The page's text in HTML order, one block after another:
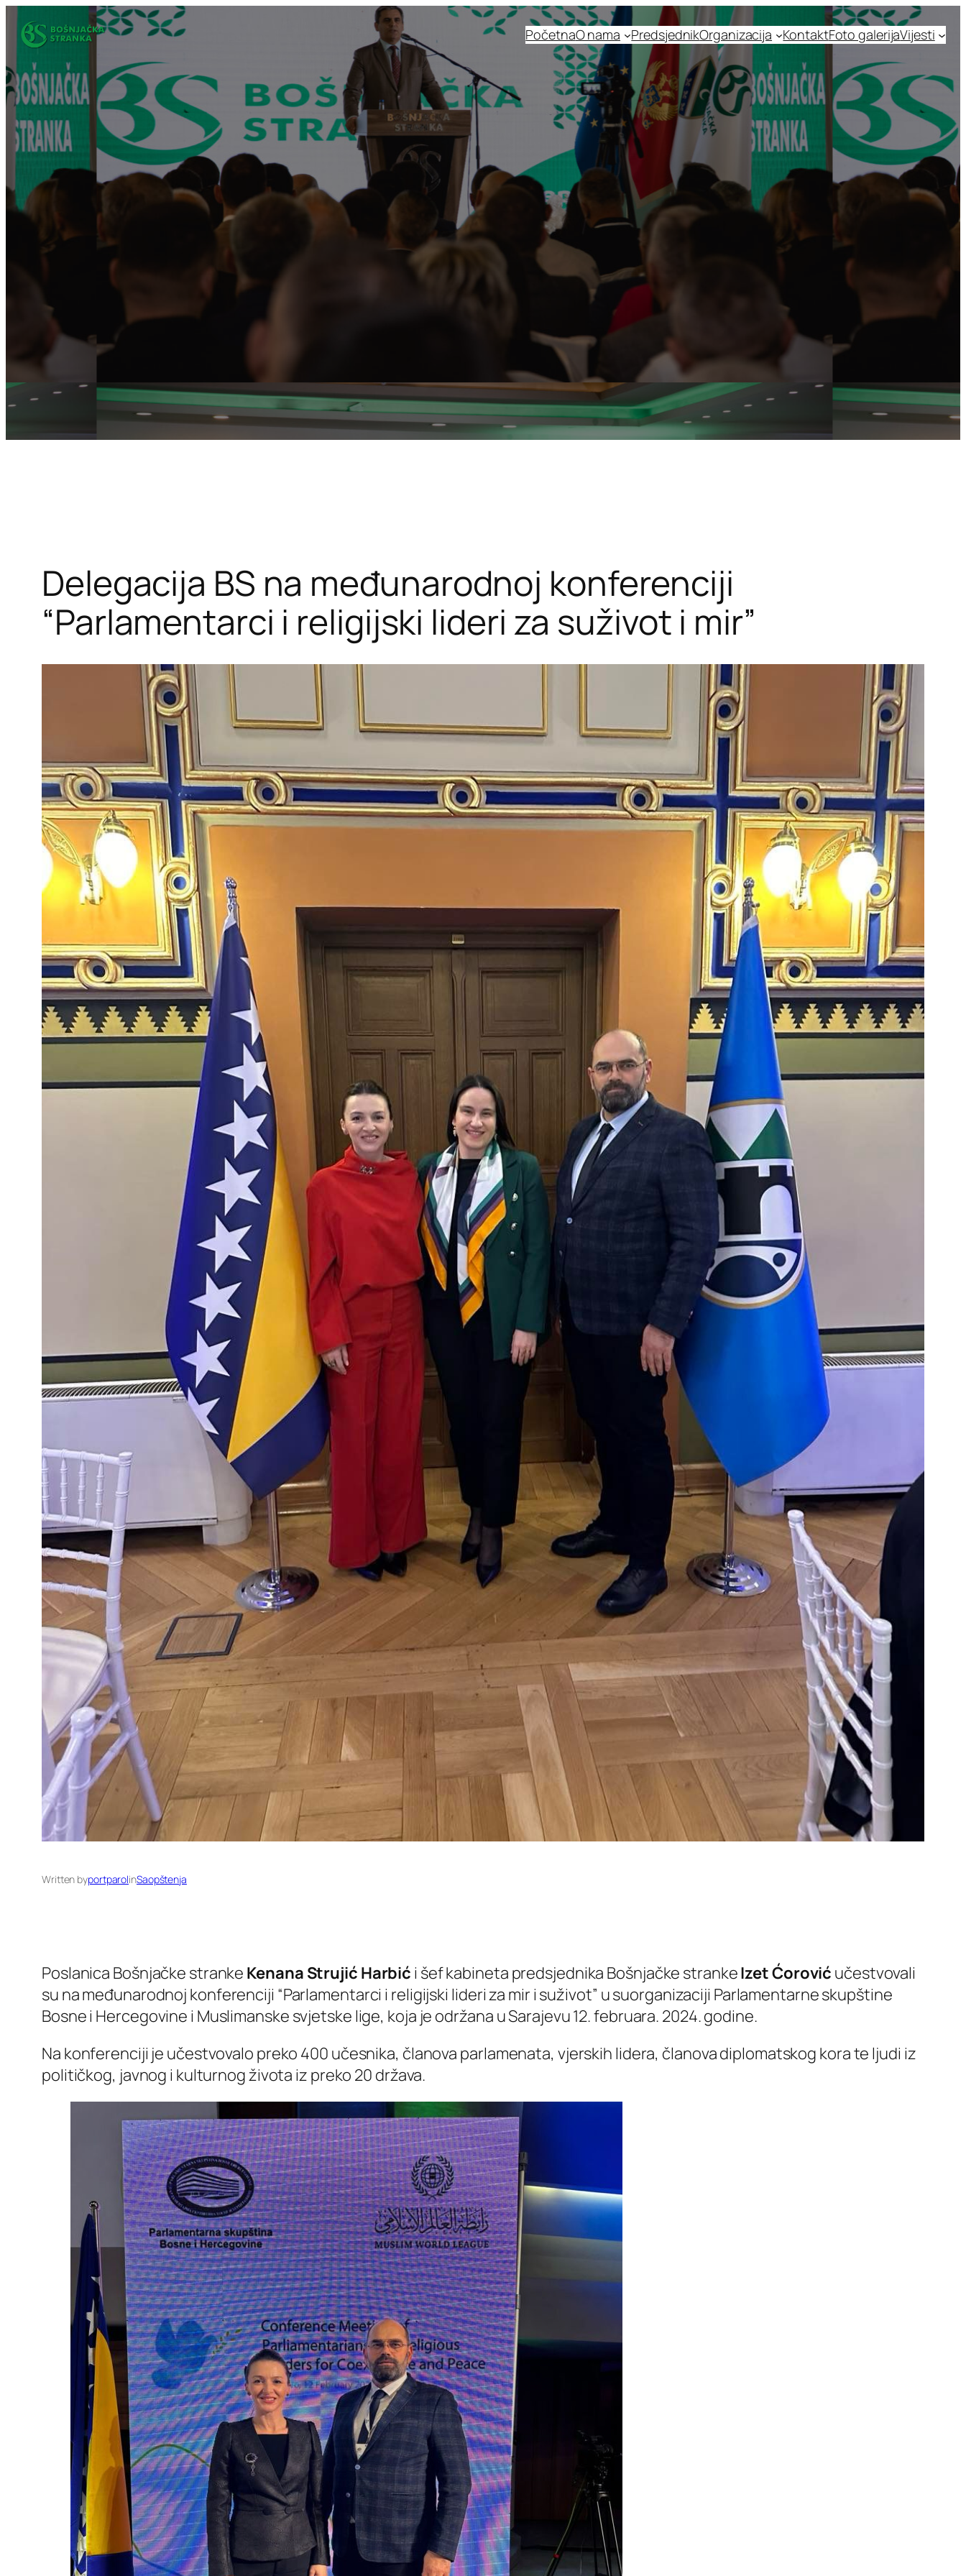
Idi
na
sadržaj
PočetnaO nama PredsjednikOrganizacija KontaktFoto galerijaVijesti
Delegacija BS na međunarodnoj konferenciji
“Parlamentarci i religijski lideri za suživot i mir”
Written byportparolinSaopštenja
Poslanica Bošnjačke stranke Kenana Strujić Harbić i šef kabineta predsjednika Bošnjačke strankeIzet Ćorović učestvovali
su na međunarodnoj konferenciji “Parlamentarci i religijski lideri za mir i suživot” u suorganizaciji Parlamentarne skupštine
Bosne i Hercegovine i Muslimanske svjetske lige, koja je održana u Sarajevu 12. februara. 2024. godine.
Na konferenciji je učestvovalo preko 400 učesnika, članova parlamenata, vjerskih lidera, članova diplomatskog kora te ljudi iz
političkog, javnog i kulturnog života iz preko 20 država.